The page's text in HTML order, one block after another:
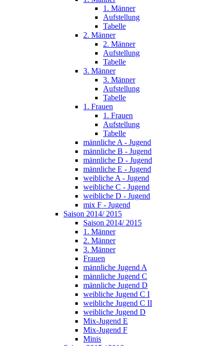
1. Männer
Aufstellung
Tabelle
2. Männer
2. Männer
Aufstellung
Tabelle
3. Männer
3. Männer
Aufstellung
Tabelle
1. Frauen
1. Frauen
Aufstellung
Tabelle
männliche A - Jugend
männliche B - Jugend
männliche D - Jugend
männliche E - Jugend
weibliche A - Jugend
weibliche C - Jugend
weibliche D - Jugend
mix F - Jugend
Saison 2014/ 2015
Saison 2014/ 2015
1. Männer
2. Männer
3. Männer
Frauen
männliche Jugend A
männliche Jugend C
männliche Jugend D
weibliche Jugend C I
weibliche Jugend C II
weibliche Jugend D
Mix-Jugend E
Mix-Jugend F
Minis